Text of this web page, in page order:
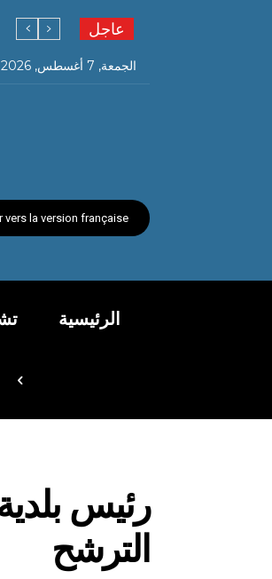
عاجل
الجمعة, 7 أغسطس, 2026
vers la version française
الرئيسية
رئيس
الترشح